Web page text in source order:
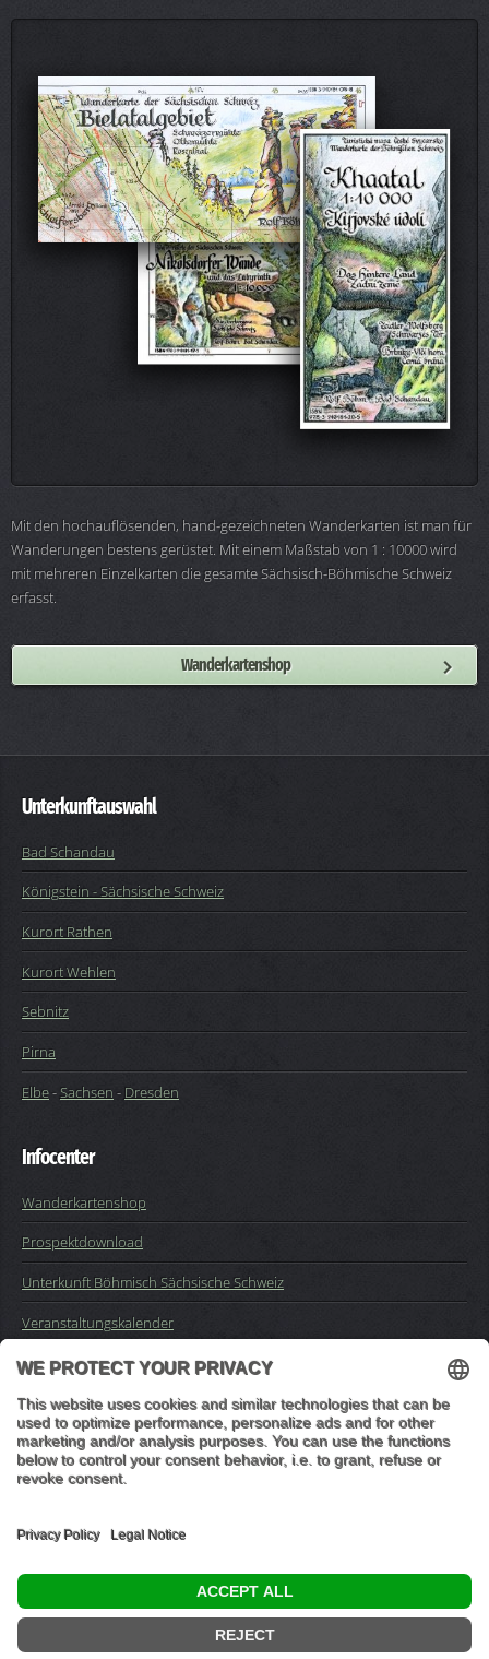
Mit den hochauflösenden, hand-gezeichneten Wanderkarten ist man für
Wanderungen bestens gerüstet. Mit einem Maßstab von 1 : 10000 wird
mit mehreren Einzelkarten die gesamte Sächsisch-Böhmische Schweiz
erfasst.
Wanderkartenshop
Unterkunftauswahl
Bad Schandau
Königstein - Sächsische Schweiz
Kurort Rathen
Kurort Wehlen
Sebnitz
Pirna
Elbe-Sachsen - Dresden
Infocenter
Wanderkartenshop
Prospektdownload
Unterkunft Böhmisch Sächsische Schweiz
Veranstaltungskalender
Impressum
Buchungsanfrage
"In den Wäldern sind Dinge, über die nachzudenken man jahrelang
im Moos liegen könnte." (Franz Kafka)